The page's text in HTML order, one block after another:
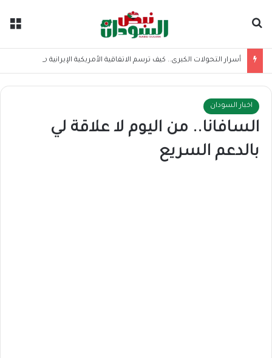
اخبار السودان
السافانا.. من اليوم لا علاقة لي
بالدعم السريع